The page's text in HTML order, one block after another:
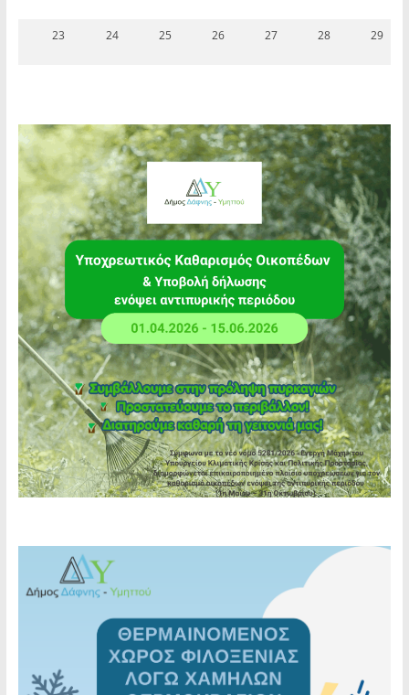
23 24 25 26 27 28 29